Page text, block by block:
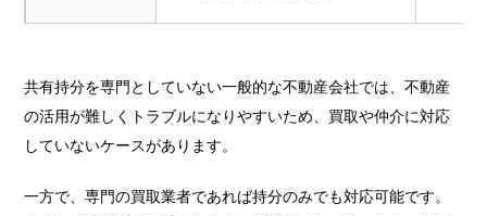
共有持分を専門としていない一般的な不動産会社では、不動産
の活用が難しくトラブルになりやすいため、買取や仲介に対応
していないケースがあります。
一方で、専門の買取業者であれば持分のみでも対応可能です。